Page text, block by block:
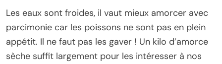
Les eaux sont froides, il vaut mieux amorcer avec
parcimonie car les poissons ne sont pas en plein
appétit. Il ne faut pas les gaver ! Un kilo d’amorce
sèche suffit largement pour les intéresser à nos